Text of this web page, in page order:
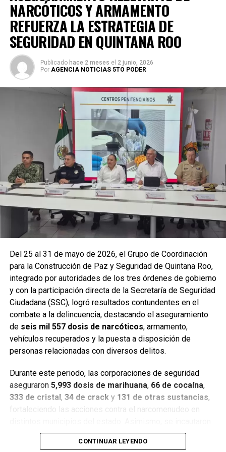
La coordinación tecnológica del C5 y el despliegue
operativo en campo permitieron la recuperación de105
relacionados con reportes de robo o probables
hechos delictivos. Además, se realizaron
24 mil 622
revisiones preventivasa personas y unidades
vehiculares, reforzando la vigilancia en zonas estratégicas
y puntos de alta movilidad.
Entre las acciones destacadas se encuentran detenciones
relevantes en
Benito Juárez, Lázaro Cárdenas y Tulum
donde autoridades federales y estatales aseguraron
narcóticos, vehículos y cumplimentaron órdenes de
aprehensión contra personas presuntamente vinculadas
con delitos de alto impacto.
constantes, fortalecer la coordinación interinstitucional y
NARCÓTICOS Y ARMAMENTO
REFUERZA LA ESTRATEGIA DE
SEGURIDAD EN QUINTANA ROO
Publicado hace 2 meses el 2 junio, 2026
Por AGENCIA NOTICIAS 5TO PODER
Del 25 al 31 de mayo de 2026, el Grupo de Coordinación
para la Construcción de Paz y Seguridad de Quintana Roo,
integrado por autoridades de los tres órdenes de gobierno
y con la participación directa de la Secretaría de Seguridad
Ciudadana (SSC), logró resultados contundentes en el
combate a la delincuencia, destacando el aseguramiento
de seis mil 557 dosis de narcóticos, armamento,
vehículos recuperados y la puesta a disposición de
personas relacionadas con diversos delitos.
Durante este periodo, las corporaciones de seguridad
aseguraron 5,993 dosis de marihuana, 66 de cocaína,
333 de cristal, 34 de crack y 131 de otras sustancias,
fortaleciendo las acciones contra el narcomenudeo en
seis armas cortas, una réplica,cuatro armas blancas
130 cartuchos, lo que representa un
CONTINUAR LEYENDO